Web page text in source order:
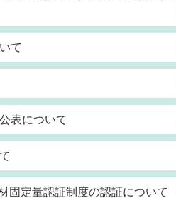
て
表について
固定量認証制度の認証について